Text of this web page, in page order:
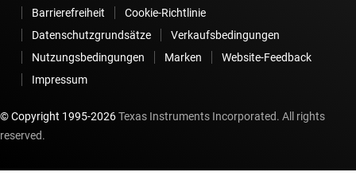
Barrierefreiheit
Cookie-Richtlinie
Datenschutzgrundsätze
Verkaufsbedingungen
Nutzungsbedingungen
Marken
Website-Feedback
Impressum
© Copyright 1995-2026Texas Instruments Incorporated. All rights
reserved.